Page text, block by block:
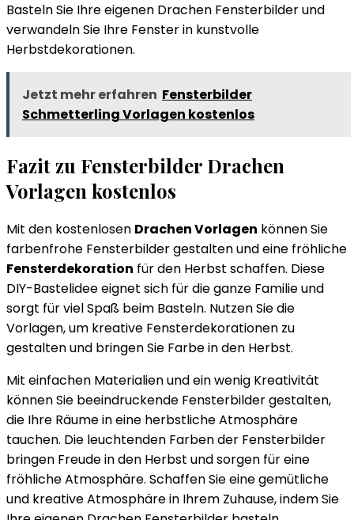
Basteln Sie Ihre eigenen Drachen Fensterbilder und
verwandeln Sie Ihre Fenster in kunstvolle
Herbstdekorationen.
Jetzt mehr erfahren Fensterbilder
Schmetterling Vorlagen kostenlos​
Fazit zu Fensterbilder Drachen
Vorlagen kostenlos
Mit den kostenlosen Drachen Vorlagen können Sie
farbenfrohe Fensterbilder gestalten und eine fröhliche
Fensterdekoration für den Herbst schaffen. Diese
DIY-Bastelidee eignet sich für die ganze Familie und
sorgt für viel Spaß beim Basteln. Nutzen Sie die
Vorlagen, um kreative Fensterdekorationen zu
gestalten und bringen Sie Farbe in den Herbst.
Mit einfachen Materialien und ein wenig Kreativität
können Sie beeindruckende Fensterbilder gestalten,
die Ihre Räume in eine herbstliche Atmosphäre
tauchen. Die leuchtenden Farben der Fensterbilder
bringen Freude in den Herbst und sorgen für eine
fröhliche Atmosphäre. Schaffen Sie eine gemütliche
und kreative Atmosphäre in Ihrem Zuhause, indem Sie